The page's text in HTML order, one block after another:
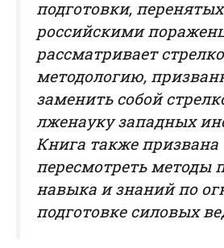
подготовки, перенятых
российскими
рассматривает
методологию,
заменить собой
лженауку западных
Книга также призвана
пересмотреть методы
навыка и знаний по
подготовке силовых